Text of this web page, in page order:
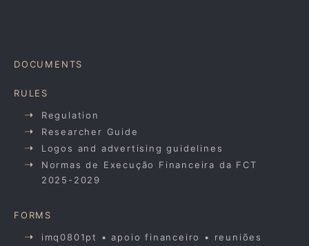
DOCUMENTS
RULES
Regulation
Researcher Guide
Logos and advertising guidelines
Normas de Execução Financeira da FCT
2025-2029
FORMS
imq0801pt • apoio financeiro • reuniões